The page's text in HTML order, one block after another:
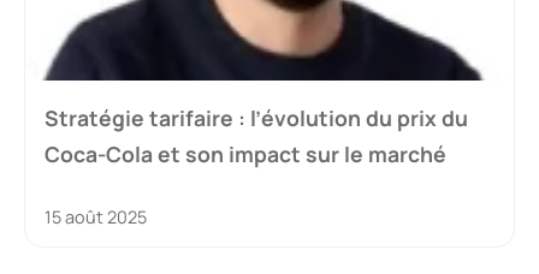
Stratégie tarifaire : l’évolution du prix du
Coca-Cola et son impact sur le marché
15 août 2025